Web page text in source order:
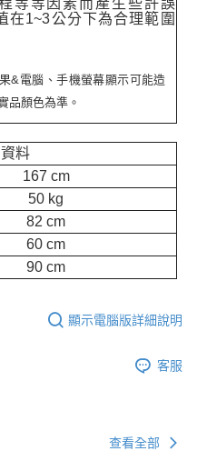
在1~3公分下為合理範圍
&電腦、手機螢幕顯示可能造
品顏色為準。
料
167 cm
50 kg
82 cm
60 cm
90 cm
顯示電腦版詳細說明
客服
查看全部